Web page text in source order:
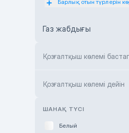
Toyota Astana
TANK Motors Karaganda
Барлық отын түрлерін
Газ жабдығы
Қозғалтқыш көлемі
Қозғалтқыш көлемі дейін
ШАНАҚ ТҮСІ
Белый